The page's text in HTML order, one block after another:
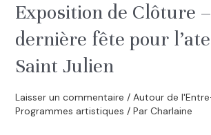
Exposition de Clôture
dernière fête pour
Saint Julien
Laisser un commentaire / Autour de
Programmes artistiques / Par Charlaine